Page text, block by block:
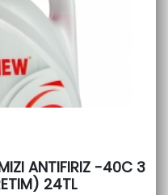
ANTIFIRIZ -40C 3
24TL